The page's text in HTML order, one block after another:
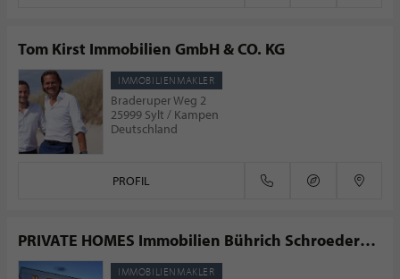
Tom Kirst Immobilien GmbH & CO. KG
IMMOBILIENMAKLER
Braderuper Weg 2
25999 Sylt / Kampen
Deutschland
PROFIL
PRIVATE HOMES Immobilien Bührich Schroeder
GmbH & Co. KGIMMOBILIENMAKLER